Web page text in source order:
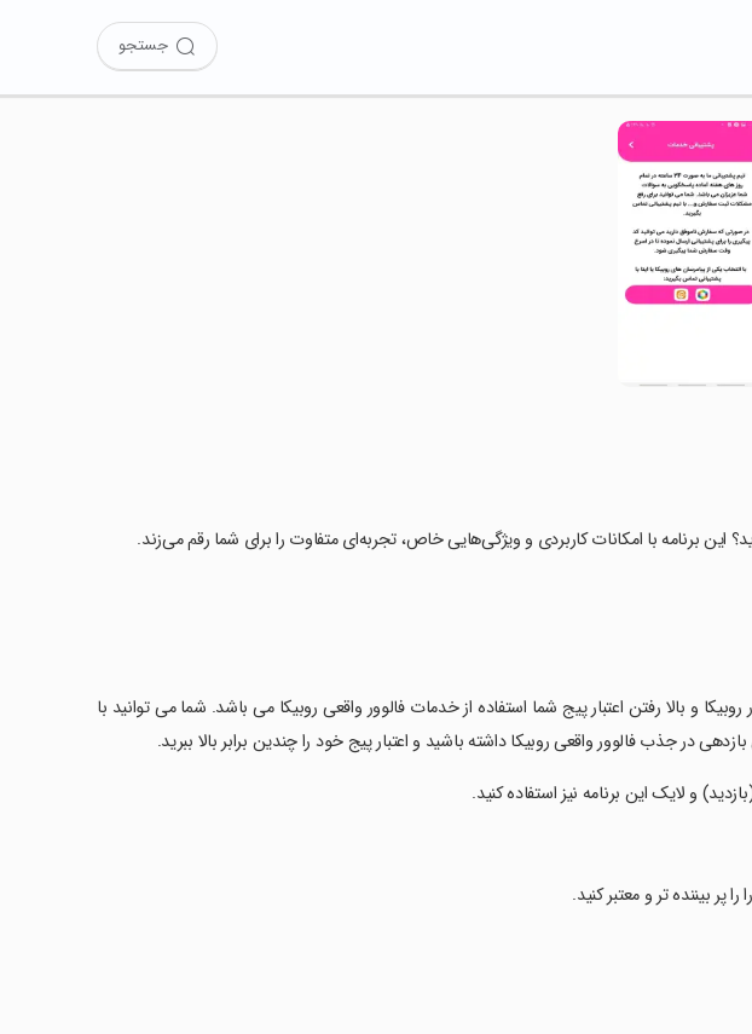
جستجو
این برنامه با امکانات کاربردی و ویژگی‌هایی خاص، تجربه‌ای متفاوت را برای شما رقم می‌زند.
و بالا رفتن اعتبار پیج شما استفاده از خدمات فالوور واقعی روبیکا می باشد. شما می توانید با
در جذب فالوور واقعی روبیکا داشته باشید و اعتبار پیج خود را چندین برابر بالا ببرید.
و لایک این برنامه نیز استفاده کنید.
پر بیننده تر و معتبر کنید.